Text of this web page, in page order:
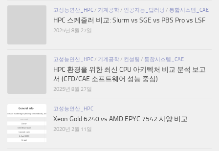
고성능연산_HPC / 기계공학 / 인공지능_딥러닝 / 통합시스템_CAE
HPC 스케줄러 비교: Slurm vs SGE vs PBS Pro vs LSF
2025년 8월 27일
고성능연산_HPC / 기계공학 / 컨설팅 / 통합시스템_CAE
HPC 환경을 위한 최신 CPU 아키텍처 비교 분석 보고
서 (CFD/CAE 소프트웨어 성능 중심)
2025년 8월 27일
고성능연산_HPC
Xeon Gold 6240 vs AMD EPYC 7542 사양 비교
2020년 2월 11일